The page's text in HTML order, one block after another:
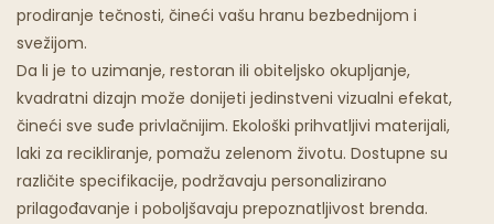
Restorani S Duhovima
prodiranje tečnosti, čineći vašu hranu bezbednijom i
svežijom.
Da li je to uzimanje, restoran ili obiteljsko okupljanje,
kvadratni dizajn može donijeti jedinstveni vizualni efekat,
čineći sve suđe privlačnijim. Ekološki prihvatljivi materijali,
laki za recikliranje, pomažu zelenom životu. Dostupne su
različite specifikacije, podržavaju personalizirano
prilagođavanje i poboljšavaju prepoznatljivost brenda.